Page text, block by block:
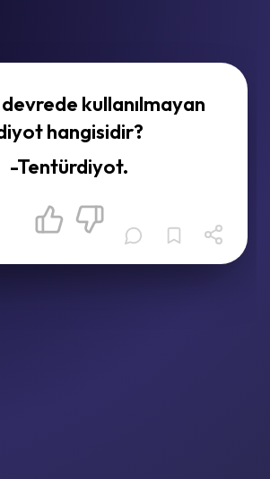
kullanılmayan
hangisidir?
-Tentürdiyot.